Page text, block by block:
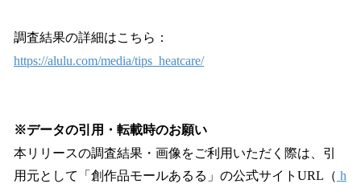
調査結果の詳細はこちら：
https://alulu.com/media/tips_heatcare/
※データの引用・転載時のお願い
本リリースの調査結果・画像をご利用いただく際は、引
用元として「創作品モールあるる」の公式サイトURL（ h